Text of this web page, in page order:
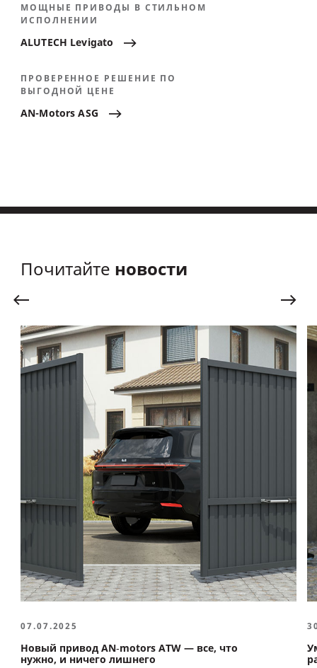
МОЩНЫЕ ПРИВОДЫ В СТИЛЬНОМ
ИСПОЛНЕНИИ
ALUTECH Levigato
ПРОВЕРЕННОЕ РЕШЕНИЕ ПО
ВЫГОДНОЙ ЦЕНЕ
AN-Motors ASG
Почитайте новости
07.07.2025
Новый привод AN‑motors ATW — все, что
нужно, и ничего лишнего